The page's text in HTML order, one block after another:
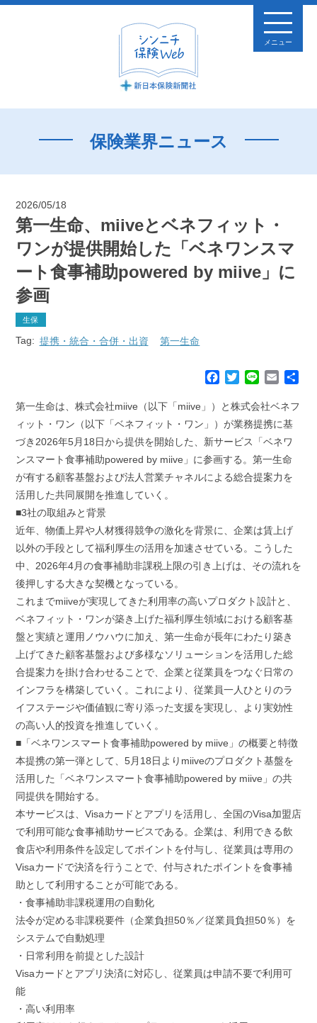
メニュー
保険業界ニュース
2026/05/18
第一生命、miiveとベネフィット・
ワンが提供開始した「ベネワンスマ
ート食事補助powered by miive」に
参画
生保
Tag: 提携・統合・合併・出資 第一生命
c
o
o
k
T
i
t
e
r
n
e
E
a
i
第一生命は、株式会社miive（以下「miive」）と株式会社ベネフ
ィット・ワン（以下「ベネフィット・ワン」）が業務提携に基
づき2026年5月18日から提供を開始した、新サービス「ベネワ
ンスマート食事補助powered by miive」に参画する。第一生命
が有する顧客基盤および法人営業チャネルによる総合提案力を
活用した共同展開を推進していく。
■3社の取組みと背景
近年、物価上昇や人材獲得競争の激化を背景に、企業は賃上げ
以外の手段として福利厚生の活用を加速させている。こうした
中、2026年4月の食事補助非課税上限の引き上げは、その流れを
後押しする大きな契機となっている。
これまでmiiveが実現してきた利用率の高いプロダクト設計と、
ベネフィット・ワンが築き上げた福利厚生領域における顧客基
盤と実績と運用ノウハウに加え、第一生命が長年にわたり築き
上げてきた顧客基盤および多様なソリューションを活用した総
合提案力を掛け合わせることで、企業と従業員をつなぐ日常の
インフラを構築していく。これにより、従業員一人ひとりのラ
イフステージや価値観に寄り添った支援を実現し、より実効性
の高い人的投資を推進していく。
■「ベネワンスマート食事補助powered by miive」の概要と特徴
本提携の第一弾として、5月18日よりmiiveのプロダクト基盤を
活用した「ベネワンスマート食事補助powered by miive」の共
同提供を開始する。
本サービスは、Visaカードとアプリを活用し、全国のVisa加盟店
で利用可能な食事補助サービスである。企業は、利用できる飲
食店や利用条件を設定してポイントを付与し、従業員は専用の
Visaカードで決済を行うことで、付与されたポイントを食事補
助として利用することが可能である。
・食事補助非課税運用の自動化
法令が定める非課税要件（企業負担50％／従業員負担50％）を
システムで自動処理
・日常利用を前提とした設計
Visaカードとアプリ決済に対応し、従業員は申請不要で利用可
能
・高い利用率